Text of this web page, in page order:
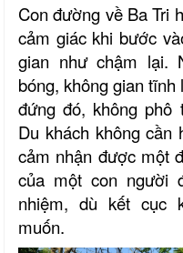
Con đường về Ba Tri
cảm giác khi bước
gian như chậm lại.
bóng, không gian
đứng đó, không phô
Du khách không cần
cảm nhận được một
của một con người
nhiệm, dù kết cục
muốn.